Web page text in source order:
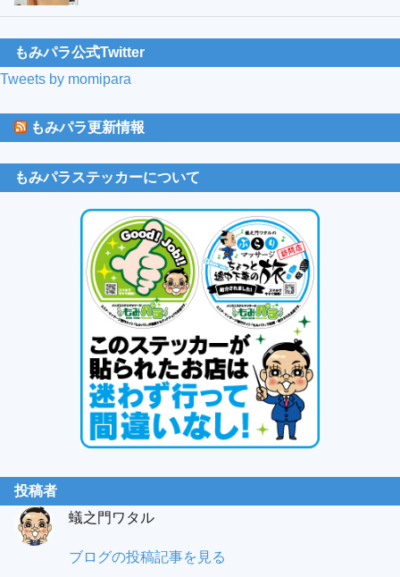
もみパラ公式Twitter
Tweets by momipara
もみパラ更新情報
もみパラステッカーについて
投稿者
蟻之門ワタル
蟻
ブログの投稿記事を見る